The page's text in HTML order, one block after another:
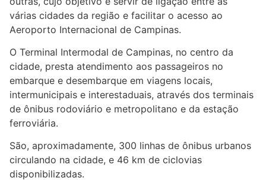
várias cidades da região e facilitar o acesso ao
Aeroporto Internacional de Campinas.
O Terminal Intermodal de Campinas, no centro da
cidade, presta atendimento aos passageiros no
embarque e desembarque em viagens locais,
intermunicipais e interestaduais, através dos terminais
de ônibus rodoviário e metropolitano e da estação
ferroviária.
São, aproximadamente, 300 linhas de ônibus urbanos
circulando na cidade, e 46 km de ciclovias
disponibilizadas.